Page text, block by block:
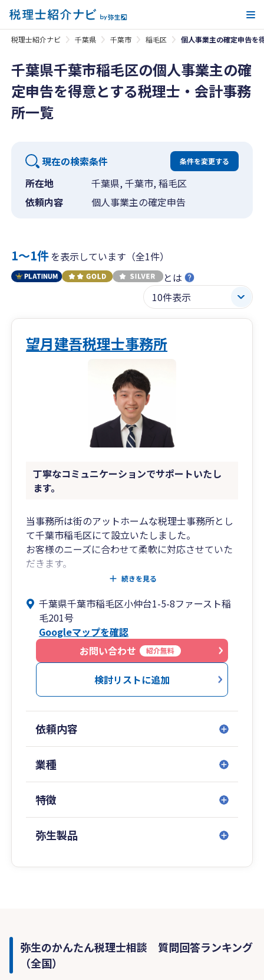
税理士紹介ナビ 千葉県 千葉市 稲毛区 個人事業主の確定申告を
千葉県千葉市稲毛区の個人事業主の確
定申告を得意とする税理士・会計事務
所一覧
現在の検索条件 条件を変更する
所在地
千葉県, 千葉市, 稲毛区
依頼内容
個人事業主の確定申告
1〜1件を表示しています（全1件）
とは
望月建吾税理士事務所
丁寧なコミュニケーションでサポートいたし
ます。
当事務所は街のアットホームな税理士事務所とし
て千葉市稲毛区にて設立いたしました。
お客様のニーズに合わせて柔軟に対応させていた
だきます。
お気軽にご相談ください。続きを見る
千葉県千葉市稲毛区小仲台1-5-8ファースト稲
毛201号
Googleマップを確認
お問い合わせ
紹介無料
検討リストに追加
依頼内容
業種
特徴
弥生製品
弥生のかんたん税理士相談 質問回答ランキング
（全国）